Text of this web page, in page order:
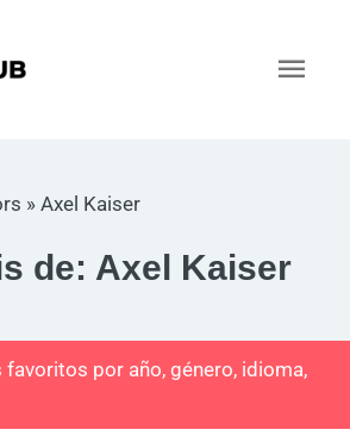
» Axel Kaiser
de: Axel Kaiser
por año, género, idioma,